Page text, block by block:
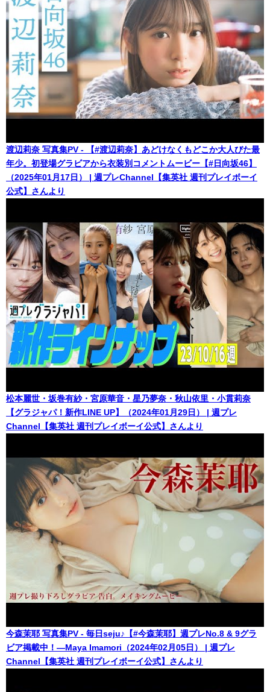
渡辺莉奈 写真集PV - 【#渡辺莉奈】あどけなくもどこか大人びた最
年少。初登場グラビアから衣装別コメントムービー【#日向坂46】
（2025年01月17日） | 週プレChannel【集英社 週刊プレイボーイ
公式】さんより
松本麗世・坂巻有紗・宮原華音・星乃夢奈・秋山依里・小貫莉奈
【グラジャパ！新作LINE UP】（2024年01月29日） | 週プレ
Channel【集英社 週刊プレイボーイ公式】さんより
今森茉耶 写真集PV - 毎日seju♪【#今森茉耶】週プレNo.8 & 9グラ
ビア掲載中！―Maya Imamori（2024年02月05日） | 週プレ
Channel【集英社 週刊プレイボーイ公式】さんより